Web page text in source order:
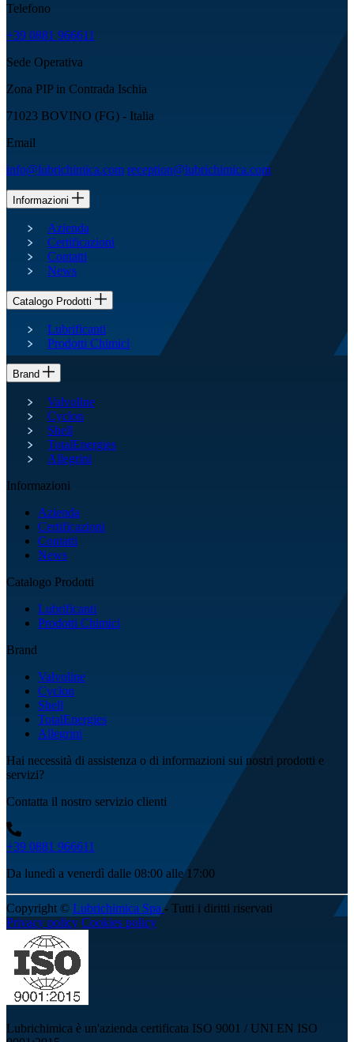
Telefono
+39 0881 966611
Sede Operativa
Zona PIP in Contrada Ischia
71023 BOVINO (FG) - Italia
Email
info@lubrichimica.com reception@lubrichimica.com
Informazioni
Azienda
Certificazioni
Contatti
News
Catalogo Prodotti
Lubrificanti
Prodotti Chimici
Brand
Valvoline
Cyclon
Shell
TotalEnergies
Allegrini
Informazioni
Azienda
Certificazioni
Contatti
News
Catalogo Prodotti
Lubrificanti
Prodotti Chimici
Brand
Valvoline
Cyclon
Shell
TotalEnergies
Allegrini
Hai necessità di assistenza o di informazioni sui nostri prodotti e
servizi?
Contatta il nostro servizio clienti
+39 0881 966611
Da lunedì a venerdì dalle 08:00 alle 17:00
Copyright © Lubrichimica Spa- Tutti i diritti riservati
Privacy policy Cookies policy
Lubrichimica è un'azienda certificata ISO 9001 / UNI EN ISO